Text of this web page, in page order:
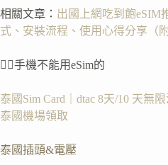
相關文章： 出國上網吃到飽eSIM
式、安裝流程、使用心得分享（
👉🏻手機不能用eSim的
泰國Sim Card｜dtac 8天/10 天無
泰國機場領取
泰國插頭&電壓